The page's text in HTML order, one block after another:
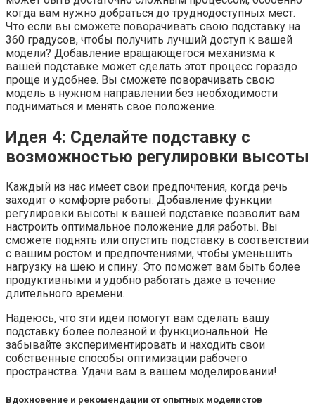
когда вам нужно добраться до труднодоступных мест.
Что если вы сможете поворачивать свою подставку на
360 градусов, чтобы получить лучший доступ к вашей
модели? Добавление вращающегося механизма к
вашей подставке может сделать этот процесс гораздо
проще и удобнее. Вы сможете поворачивать свою
модель в нужном направлении без необходимости
подниматься и менять свое положение.
Идея 4: Сделайте подставку с
возможностью регулировки высоты
Каждый из нас имеет свои предпочтения, когда речь
заходит о комфорте работы. Добавление функции
регулировки высоты к вашей подставке позволит вам
настроить оптимальное положение для работы. Вы
сможете поднять или опустить подставку в соответствии
с вашим ростом и предпочтениями, чтобы уменьшить
нагрузку на шею и спину. Это поможет вам быть более
продуктивными и удобно работать даже в течение
длительного времени.
Надеюсь, что эти идеи помогут вам сделать вашу
подставку более полезной и функциональной. Не
забывайте экспериментировать и находить свои
собственные способы оптимизации рабочего
пространства. Удачи вам в вашем моделировании!
Вдохновение и рекомендации от опытных моделистов